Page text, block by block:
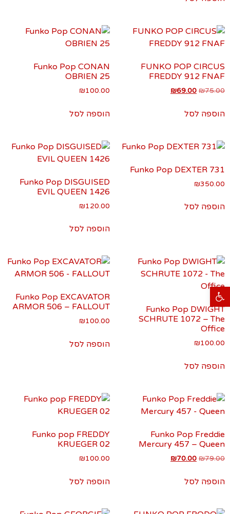
פתח סרגל נגישות
FUNKO POP CIRCUS
FREDDY 912 FNAF
₪75.00
₪69.00
הוספה לסל
Funko Pop CONAN
OBRIEN 25
₪100.00
הוספה לסל
Funko Pop DEXTER 731
₪350.00
הוספה לסל
Funko Pop DISGUISED
EVIL QUEEN 1426
₪120.00
הוספה לסל
Funko Pop DWIGHT
SCHRUTE 1072 – The
Office
₪100.00
הוספה לסל
Funko Pop EXCAVATOR
ARMOR 506 – FALLOUT
₪100.00
הוספה לסל
Funko Pop Freddie
Mercury 457 – Queen
₪79.00
₪70.00
הוספה לסל
Funko pop FREDDY
KRUEGER 02
₪100.00
הוספה לסל